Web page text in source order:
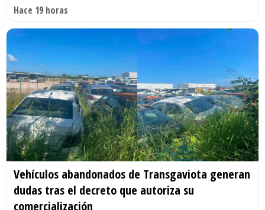
Hace 19 horas
Vehículos abandonados de Transgaviota generan
dudas tras el decreto que autoriza su
comercialización